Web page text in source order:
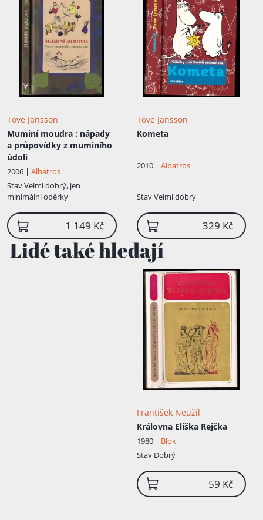
Tove Jansson
Muminí moudra : nápady
a průpovídky z muminího
údolí
2006 | Albatros
StavVelmi dobrý, jen
minimální oděrky
1 149 Kč
Tove Jansson
Kometa
2010 | Albatros
StavVelmi dobrý
329 Kč
Lidé také hledají
František Neužil
Královna Eliška Rejčka
1980 | Blok
Stav Dobrý
59 Kč